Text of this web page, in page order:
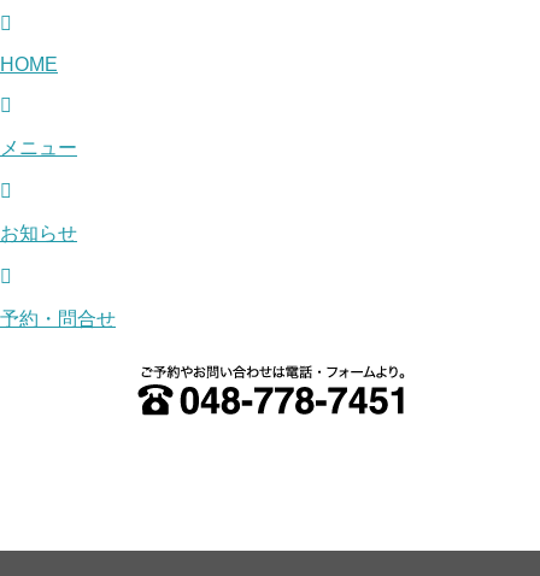
HOME
メニュー
お知らせ
予約・問合せ